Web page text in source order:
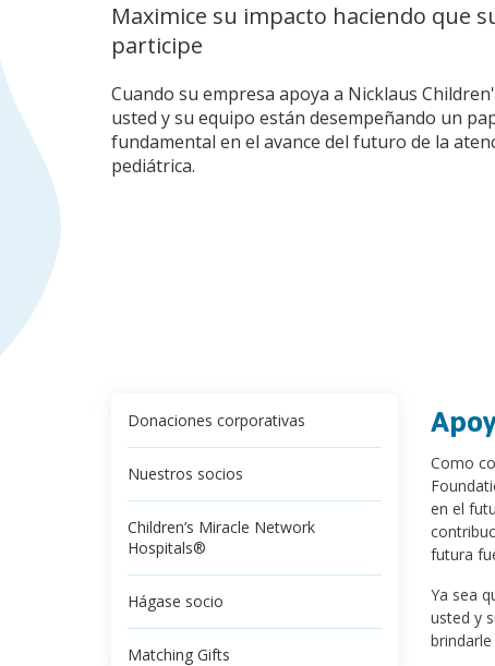
Maximice su impacto haciendo que
participe
Cuando su empresa apoya a Nicklaus
usted y su equipo están desempeñando un
fundamental en el avance del futuro de la
pediátrica.
Donaciones corporativas
Nuestros socios
Children’s Miracle Network
Hospitals®
Hágase socio
Matching Gifts
Como
en el
futura
Ya sea
usted y